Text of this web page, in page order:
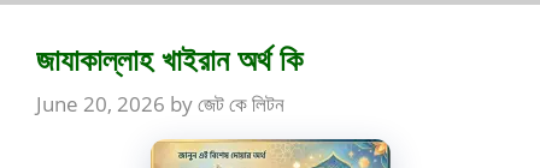
জাযাকাল্লাহ খাইরান অর্থ কি
June 20, 2026 byজেট কে লিটন